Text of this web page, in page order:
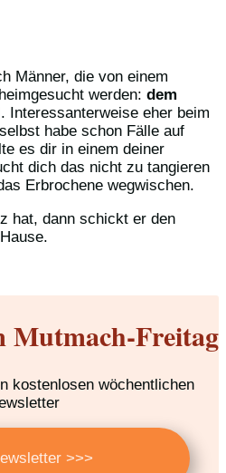
Männer, die von einem
werden: dem
. Interessanterweise eher beim
habe schon Fälle auf
es dir in einem deiner
dich das nicht zu tangieren
Erbrochene wegwischen.
hat, dann schickt er den
Mutmach-Freitag
kostenlosen wöchentlichen
>>>